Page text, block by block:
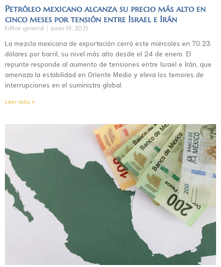
Petróleo mexicano alcanza su precio más alto en
cinco meses por tensión entre Israel e Irán
Editor general junio 19, 2025
La mezcla mexicana de exportación cerró este miércoles en 70.23
dólares por barril, su nivel más alto desde el 24 de enero. El
repunte responde al aumento de tensiones entre Israel e Irán, que
amenaza la estabilidad en Oriente Medio y eleva los temores de
interrupciones en el suministro global.
Leer más »